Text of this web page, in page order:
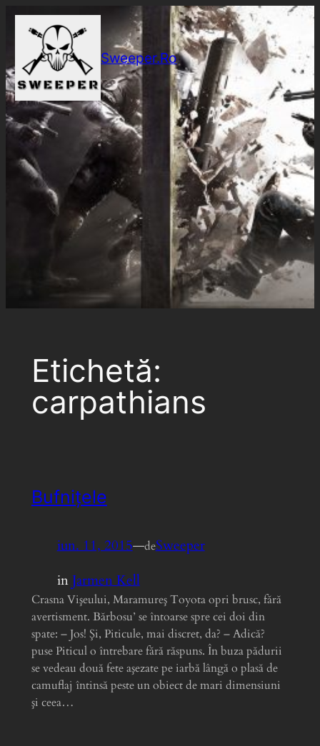
Sari
conținut
Sweeper.Ro
Etichetă:
carpathians
Bufniţele
iun. 11, 2015—deSweeper
inJarmen Kell
Crasna Vişeului, Maramureş Toyota opri brusc, fără
avertisment. Bărbosu’ se întoarse spre cei doi din
spate: – Jos! Şi, Piticule, mai discret, da? – Adică?
puse Piticul o întrebare fără răspuns. În buza pădurii
se vedeau două fete aşezate pe iarbă lângă o plasă de
camuflaj întinsă peste un obiect de mari dimensiuni
şi ceea…